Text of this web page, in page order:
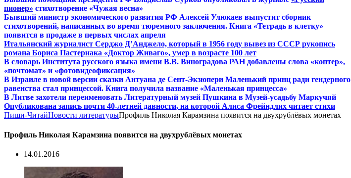
пионер» стихотворение «Чужая весна»
Бывший министр экономического развития РФ Алексей Улюкаев выпустит сборник
стихотворений, написанных во время тюремного заключения. Книга «Тетрадь в клетку»
появится в продаже в первых числах апреля
Итальянский журналист Серджо Д’Анджело, который в 1956 году вывез из СССР рукопись
романа Бориса Пастернака «Доктор Живаго», умер в возрасте 100 лет
В словарь Института русского языка имени В.В. Виноградова РАН добавлены слова «коптер»,
«почтомат» и «фотовидеофиксация»
В Израиле в новой версии сказки Антуана де Сент-Экзюпери Маленький принц ради гендерного
равенства стал принцессой. Книга получила название «Маленькая принцесса»
В Литве захотели переименовать Литературный музей Пушкина в Музей-усадьбу Маркучяй
Опубликована запись почти 40-летней давности, на которой Алиса Фрейндлих читает стихи
Пиши-ЧитайНовости литературыПрофиль Николая Карамзина появится на двухрублёвых монетах
Профиль Николая Карамзина появится на двухрублёвых монетах
14.01.2016